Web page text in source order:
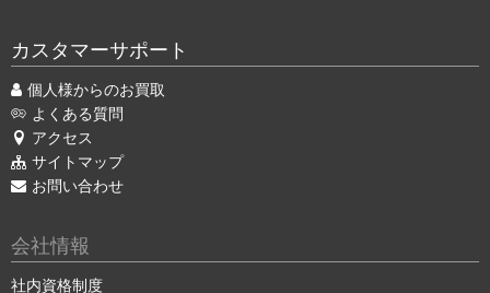
カスタマーサポート
個人様からのお買取
よくある質問
アクセス
サイトマップ
お問い合わせ
会社情報
社内資格制度